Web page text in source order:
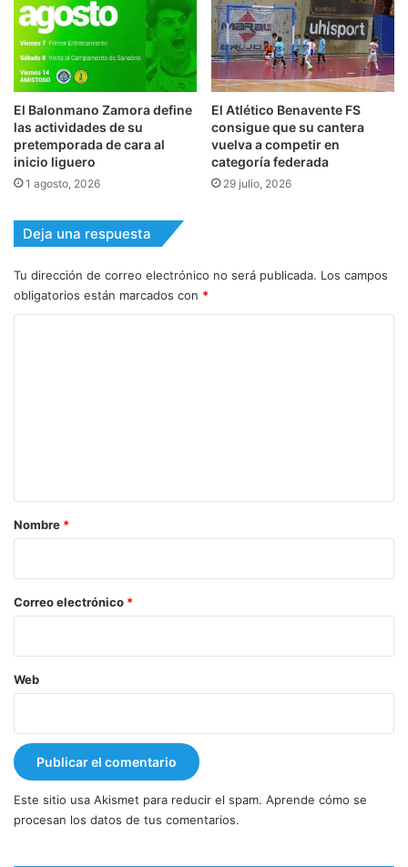
El Balonmano Zamora define
las actividades de su
pretemporada de cara al
inicio liguero
1 agosto, 2026
El Atlético Benavente FS
consigue que su cantera
vuelva a competir en
categoría federada
29 julio, 2026
Deja una respuesta
Tu dirección de correo electrónico no será publicada. Los campos
obligatorios están marcados con *
r
*
Nombre *
Correo electrónico *
Web
Este sitio usa Akismet para reducir el spam. Aprende cómo se
procesan los datos de tus comentarios.